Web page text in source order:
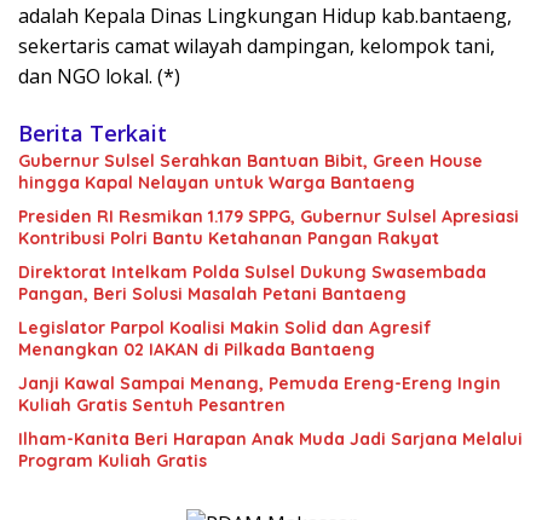
adalah Kepala Dinas Lingkungan Hidup kab.bantaeng,
sekertaris camat wilayah dampingan, kelompok tani,
dan NGO lokal. (*)
Berita Terkait
Gubernur Sulsel Serahkan Bantuan Bibit, Green House
hingga Kapal Nelayan untuk Warga Bantaeng
Presiden RI Resmikan 1.179 SPPG, Gubernur Sulsel Apresiasi
Kontribusi Polri Bantu Ketahanan Pangan Rakyat
Direktorat Intelkam Polda Sulsel Dukung Swasembada
Pangan, Beri Solusi Masalah Petani Bantaeng
Legislator Parpol Koalisi Makin Solid dan Agresif
Menangkan 02 IAKAN di Pilkada Bantaeng
Janji Kawal Sampai Menang, Pemuda Ereng-Ereng Ingin
Kuliah Gratis Sentuh Pesantren
Ilham-Kanita Beri Harapan Anak Muda Jadi Sarjana Melalui
Program Kuliah Gratis